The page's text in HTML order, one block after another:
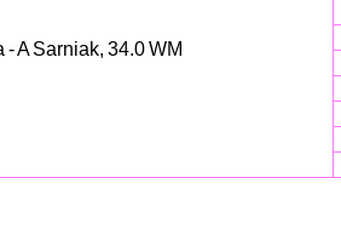
A Sarniak, 34.0 WM